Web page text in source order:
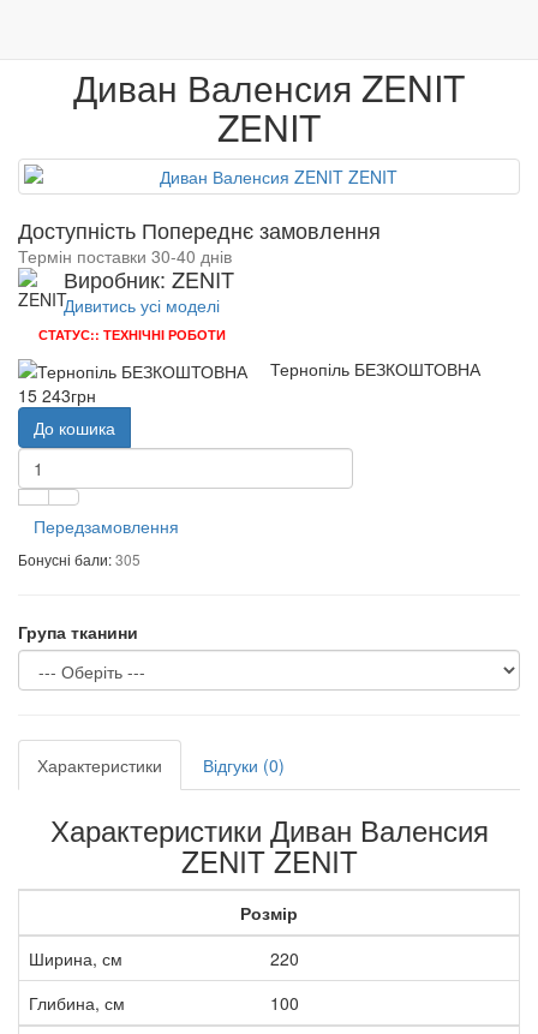
Диван Валенсия ZENIT
ZENIT
Доступність Попереднє замовлення
Термін поставки 30-40 днів
Виробник: ZENIT
Дивитись усі моделі
СТАТУС:: ТЕХНІЧНІ РОБОТИ
Тернопіль БЕЗКОШТОВНА
15 243грн
До кошика
Передзамовлення
Бонусні бали:305
Група тканини
Характеристики Відгуки (0)
Характеристики Диван Валенсия
ZENIT ZENIT
Розмір
Ширина, см
220
Глибина, см
100